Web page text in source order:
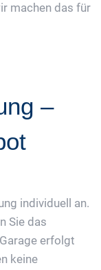
machen das für
–
individuell an.
Sie das
erfolgt
keine